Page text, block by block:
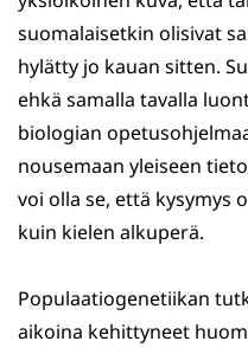
suomalaisetkin olisivat
hylätty jo kauan sitten.
ehkä samalla tavalla
biologian
nousemaan yleiseen
voi olla se, että kysymys
kuin kielen alkuperä.
Populaatiogenetiikan
aikoina kehittyneet